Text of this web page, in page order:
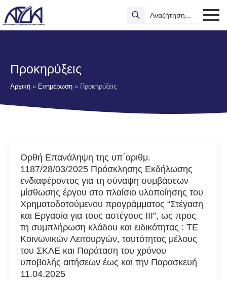
Search
Προκηρύξεις
Αρχική » Ενημέρωση » Προκηρύξεις
Ορθή Επανάληψη της υπ΄αριθμ.
1187/28/03/2025 Πρόσκλησης Εκδήλωσης
ενδιαφέροντος για τη σύναψη συμβάσεων
μίσθωσης έργου στο πλαίσιο υλοποίησης του
Χρηματοδοτούμενου προγράμματος “Στέγαση
και Εργασία για τους αστέγους ΙΙΙ”, ως προς
τη συμπλήρωση κλάδου και ειδικότητας : ΤΕ
Κοινωνικών Λειτουργών, ταυτότητας μέλους
του ΣΚΛΕ και Παράταση του χρόνου
υποβολής αιτήσεων έως και την Παρασκευή
11.04.2025